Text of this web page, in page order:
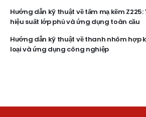
Hướng dẫn kỹ thuật về tấm mạ kẽm
hiệu suất lớp phủ và ứng dụng toàn cầu
Hướng dẫn kỹ thuật về thanh nhôm hợp
loại và ứng dụng công nghiệp